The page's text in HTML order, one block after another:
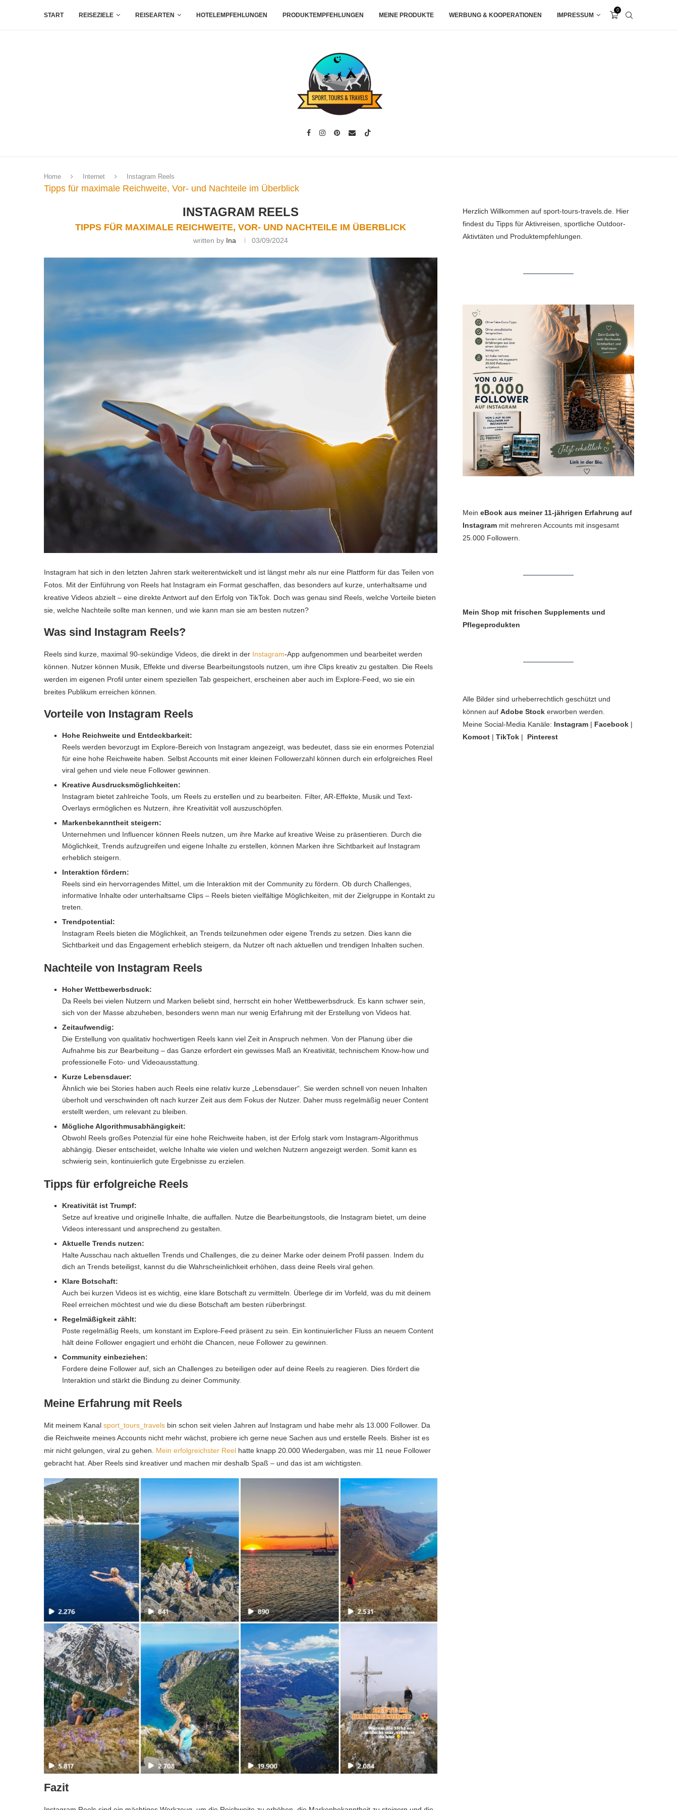
START REISEZIELE REISEARTEN HOTELEMPFEHLUNGEN PRODUKTEMPFEHLUNGEN MEINE PRODUKTE WERBUNG & KOOPERATIONEN IMPRESSUM
0
Home Internet Instagram Reels
Tipps für maximale Reichweite, Vor- und Nachteile im Überblick
INSTAGRAM REELS
TIPPS FÜR MAXIMALE REICHWEITE, VOR- UND NACHTEILE IM ÜBERBLICK
written by Ina 03/09/2024
Instagram hat sich in den letzten Jahren stark weiterentwickelt und ist längst mehr als nur eine Plattform für das Teilen von
Fotos. Mit der Einführung von Reels hat Instagram ein Format geschaffen, das besonders auf kurze, unterhaltsame und
kreative Videos abzielt – eine direkte Antwort auf den Erfolg von TikTok. Doch was genau sind Reels, welche Vorteile bieten
sie, welche Nachteile sollte man kennen, und wie kann man sie am besten nutzen?
Was sind Instagram Reels?
Reels sind kurze, maximal 90-sekündige Videos, die direkt in der Instagram-App aufgenommen und bearbeitet werden
können. Nutzer können Musik, Effekte und diverse Bearbeitungstools nutzen, um ihre Clips kreativ zu gestalten. Die Reels
werden im eigenen Profil unter einem speziellen Tab gespeichert, erscheinen aber auch im Explore-Feed, wo sie ein
breites Publikum erreichen können.
Vorteile von Instagram Reels
Hohe Reichweite und Entdeckbarkeit:
Reels werden bevorzugt im Explore-Bereich von Instagram angezeigt, was bedeutet, dass sie ein enormes Potenzial
für eine hohe Reichweite haben. Selbst Accounts mit einer kleinen Followerzahl können durch ein erfolgreiches Reel
viral gehen und viele neue Follower gewinnen.
Kreative Ausdrucksmöglichkeiten:
Instagram bietet zahlreiche Tools, um Reels zu erstellen und zu bearbeiten. Filter, AR-Effekte, Musik und Text-
Overlays ermöglichen es Nutzern, ihre Kreativität voll auszuschöpfen.
Markenbekanntheit steigern:
Unternehmen und Influencer können Reels nutzen, um ihre Marke auf kreative Weise zu präsentieren. Durch die
Möglichkeit, Trends aufzugreifen und eigene Inhalte zu erstellen, können Marken ihre Sichtbarkeit auf Instagram
erheblich steigern.
Interaktion fördern:
Reels sind ein hervorragendes Mittel, um die Interaktion mit der Community zu fördern. Ob durch Challenges,
informative Inhalte oder unterhaltsame Clips – Reels bieten vielfältige Möglichkeiten, mit der Zielgruppe in Kontakt zu
treten.
Trendpotential:
Instagram Reels bieten die Möglichkeit, an Trends teilzunehmen oder eigene Trends zu setzen. Dies kann die
Sichtbarkeit und das Engagement erheblich steigern, da Nutzer oft nach aktuellen und trendigen Inhalten suchen.
Nachteile von Instagram Reels
Hoher Wettbewerbsdruck:
Da Reels bei vielen Nutzern und Marken beliebt sind, herrscht ein hoher Wettbewerbsdruck. Es kann schwer sein,
sich von der Masse abzuheben, besonders wenn man nur wenig Erfahrung mit der Erstellung von Videos hat.
Zeitaufwendig:
Die Erstellung von qualitativ hochwertigen Reels kann viel Zeit in Anspruch nehmen. Von der Planung über die
Aufnahme bis zur Bearbeitung – das Ganze erfordert ein gewisses Maß an Kreativität, technischem Know-how und
professionelle Foto- und Videoausstattung.
Kurze Lebensdauer:
Ähnlich wie bei Stories haben auch Reels eine relativ kurze „Lebensdauer“. Sie werden schnell von neuen Inhalten
überholt und verschwinden oft nach kurzer Zeit aus dem Fokus der Nutzer. Daher muss regelmäßig neuer Content
erstellt werden, um relevant zu bleiben.
Mögliche Algorithmusabhängigkeit:
Obwohl Reels großes Potenzial für eine hohe Reichweite haben, ist der Erfolg stark vom Instagram-Algorithmus
abhängig. Dieser entscheidet, welche Inhalte wie vielen und welchen Nutzern angezeigt werden. Somit kann es
schwierig sein, kontinuierlich gute Ergebnisse zu erzielen.
Tipps für erfolgreiche Reels
Kreativität ist Trumpf:
Setze auf kreative und originelle Inhalte, die auffallen. Nutze die Bearbeitungstools, die Instagram bietet, um deine
Videos interessant und ansprechend zu gestalten.
Aktuelle Trends nutzen:
Halte Ausschau nach aktuellen Trends und Challenges, die zu deiner Marke oder deinem Profil passen. Indem du
dich an Trends beteiligst, kannst du die Wahrscheinlichkeit erhöhen, dass deine Reels viral gehen.
Klare Botschaft:
Auch bei kurzen Videos ist es wichtig, eine klare Botschaft zu vermitteln. Überlege dir im Vorfeld, was du mit deinem
Reel erreichen möchtest und wie du diese Botschaft am besten rüberbringst.
Regelmäßigkeit zählt:
Poste regelmäßig Reels, um konstant im Explore-Feed präsent zu sein. Ein kontinuierlicher Fluss an neuem Content
hält deine Follower engagiert und erhöht die Chancen, neue Follower zu gewinnen.
Community einbeziehen:
Fordere deine Follower auf, sich an Challenges zu beteiligen oder auf deine Reels zu reagieren. Dies fördert die
Interaktion und stärkt die Bindung zu deiner Community.
Meine Erfahrung mit Reels
Mit meinem Kanal sport_tours_travels bin schon seit vielen Jahren auf Instagram und habe mehr als 13.000 Follower. Da
die Reichweite meines Accounts nicht mehr wächst, probiere ich gerne neue Sachen aus und erstelle Reels. Bisher ist es
mir nicht gelungen, viral zu gehen. Mein erfolgreichster Reel hatte knapp 20.000 Wiedergaben, was mir 11 neue Follower
gebracht hat. Aber Reels sind kreativer und machen mir deshalb Spaß – und das ist am wichtigsten.
Fazit
Herzlich Willkommen auf sport-tours-travels.de. Hier
findest du Tipps für Aktivreisen, sportliche Outdoor-
Aktivtäten und Produktempfehlungen.
Mein eBook aus meiner 11-jährigen Erfahrung auf
Instagram mit mehreren Accounts mit insgesamt
25.000 Followern.
Mein Shop mit frischen Supplements und
Pflegeprodukten
Alle Bilder sind urheberrechtlich geschützt und
können auf Adobe Stock erworben werden.
Meine Social-Media Kanäle: Instagram | Facebook |
Komoot | TikTok | Pinterest